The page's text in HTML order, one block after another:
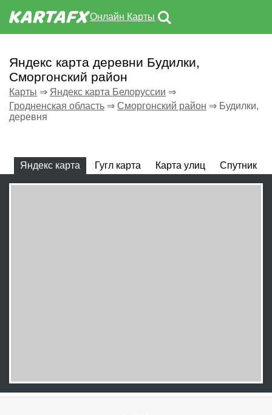
Онлайн Карты
Яндекс карта деревни Будилки,
Сморгонский район
Карты ⇒ Яндекс карта Белоруссии ⇒
Гродненская область ⇒ Сморгонский район ⇒ Будилки,
деревня
Яндекс карта Гугл карта Карта улиц Спутник